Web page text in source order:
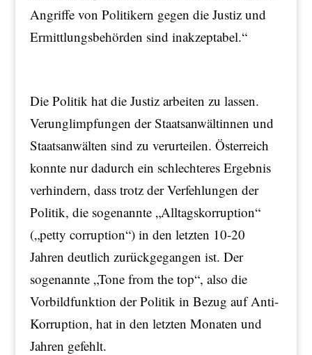
Angriffe von Politikern gegen die Justiz und
Ermittlungsbehörden sind inakzeptabel.“
Die Politik hat die Justiz arbeiten zu lassen.
Verunglimpfungen der Staatsanwältinnen und
Staatsanwälten sind zu verurteilen. Österreich
konnte nur dadurch ein schlechteres Ergebnis
verhindern, dass trotz der Verfehlungen der
Politik, die sogenannte „Alltagskorruption“
(„petty corruption“) in den letzten 10-20
Jahren deutlich zurückgegangen ist. Der
sogenannte „Tone from the top“, also die
Vorbildfunktion der Politik in Bezug auf Anti-
Korruption, hat in den letzten Monaten und
Jahren gefehlt.